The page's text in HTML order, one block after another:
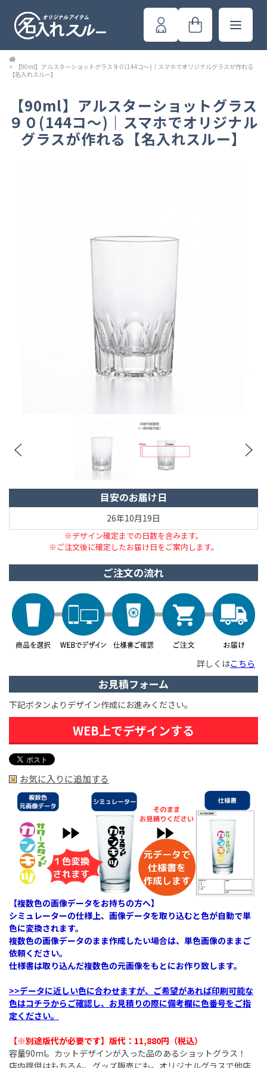
>
【90ml】アルスターショットグラス９０(144コ～)｜スマホでオリジナルグラスが作れる
【名入れスルー】
【90ml】アルスターショットグラス
９０(144コ～)｜スマホでオリジナル
グラスが作れる【名入れスルー】
目安のお届け日
26年10月19日
※デザイン確定までの日数を含みます。
※ご注文後に確定したお届け日をご案内します。
ご注文の流れ
詳しくはこちら
お見積フォーム
下記ボタンよりデザイン作成にお進みください。
WEB上でデザインする
お気に入りに追加する
【複数色の画像データをお持ちの方へ】
シミュレーターの仕様上、画像データを取り込むと色が自動で単
色に変換されます。
複数色の画像データのまま作成したい場合は、単色画像のままご
依頼ください。
仕様書は取り込んだ複数色の元画像をもとにお作り致します。
>>データに近しい色に合わせますが、ご希望があれば印刷可能な
色はコチラからご確認し、お見積りの際に備考欄に色番号をご指
定ください。
【※別途版代が必要です】版代：11,880円（税込）​
容量90ml。カットデザインが入った品のあるショットグラス！
店内提供はもちろん、グッズ販売にも。オリジナルグラスで他店